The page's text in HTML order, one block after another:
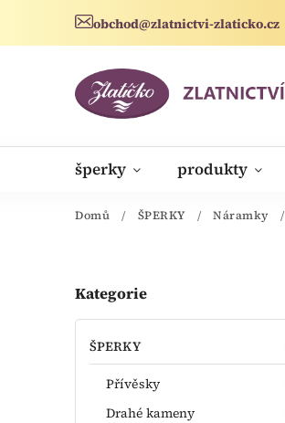
obchod@zlatnictvi-zlaticko.cz
šperky produkty
novinky
Domů / ŠPERKY / Náramky /
Kategorie
ŠPERKY
Přívěsky
Drahé kameny